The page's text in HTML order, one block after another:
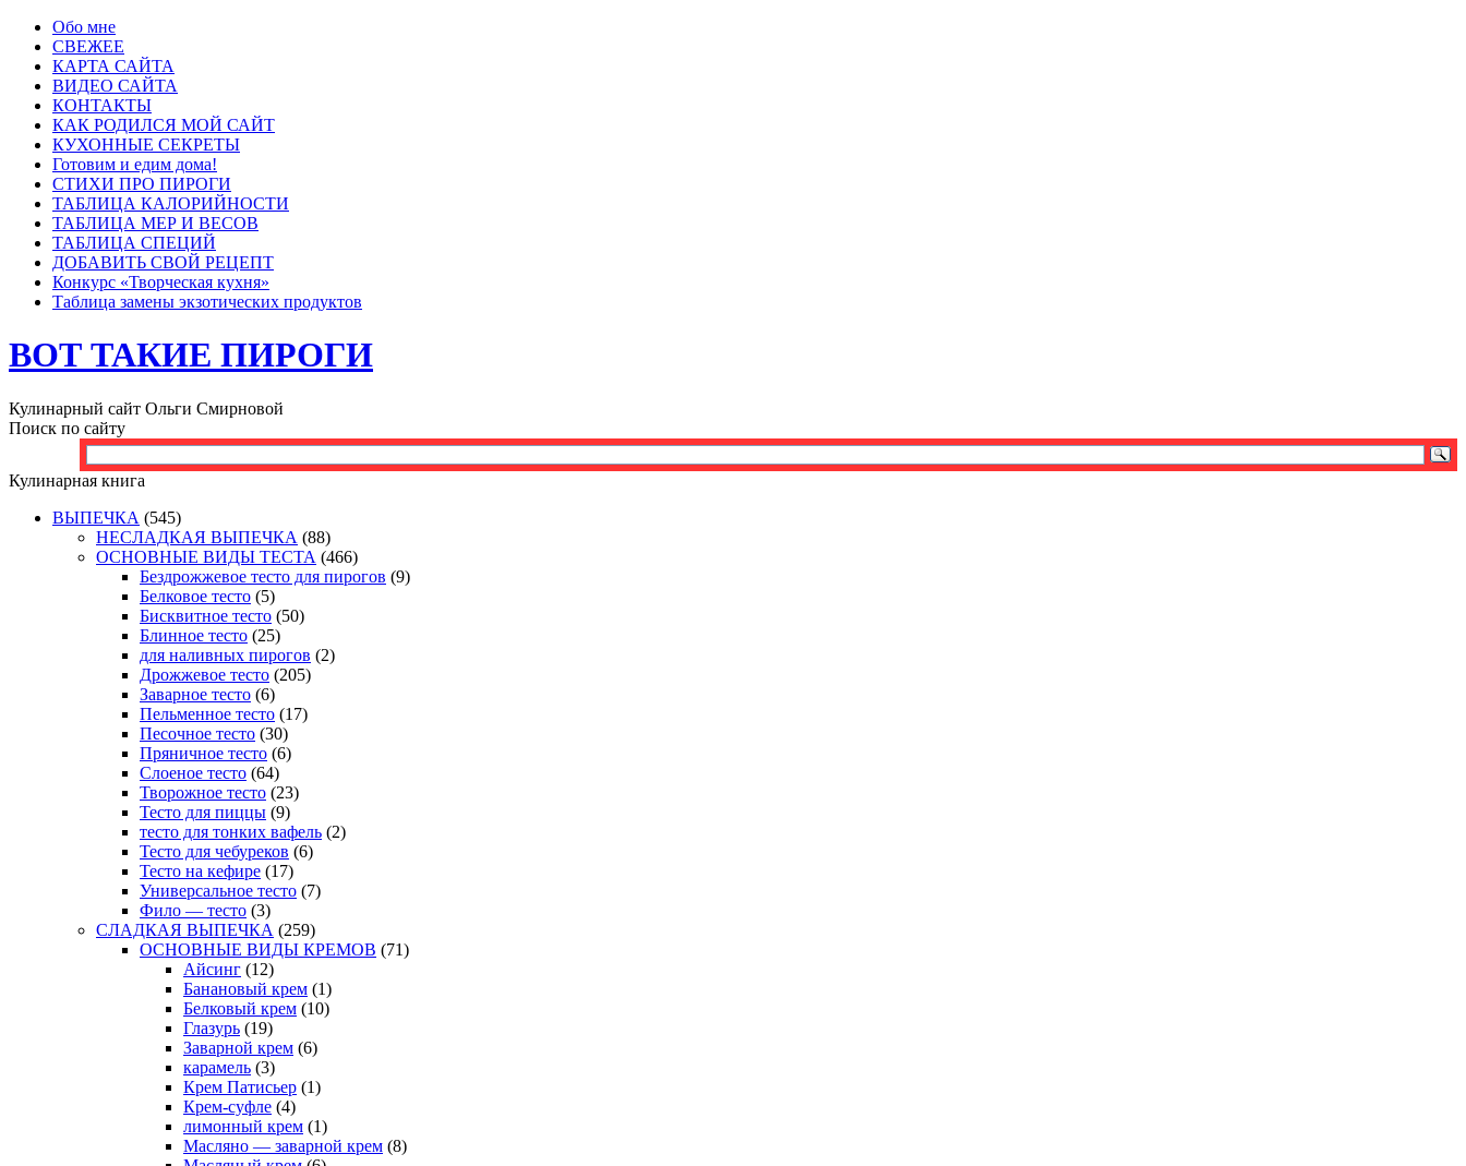
Обо мне
СВЕЖЕЕ
КАРТА САЙТА
ВИДЕО САЙТА
КОНТАКТЫ
КАК РОДИЛСЯ МОЙ САЙТ
КУХОННЫЕ СЕКРЕТЫ
Готовим и едим дома!
СТИХИ ПРО ПИРОГИ
ТАБЛИЦА КАЛОРИЙНОСТИ
ТАБЛИЦА МЕР И ВЕСОВ
ТАБЛИЦА СПЕЦИЙ
ДОБАВИТЬ СВОЙ РЕЦЕПТ
Конкурс «Творческая кухня»
Таблица замены экзотических продуктов
ВОТ ТАКИЕ ПИРОГИ
Кулинарный сайт Ольги Смирновой
Поиск по сайту
Кулинарная книга
ВЫПЕЧКА (545)
НЕСЛАДКАЯ ВЫПЕЧКА (88)
ОСНОВНЫЕ ВИДЫ ТЕСТА (466)
Бездрожжевое тесто для пирогов (9)
Белковое тесто (5)
Бисквитное тесто (50)
Блинное тесто (25)
для наливных пирогов (2)
Дрожжевое тесто (205)
Заварное тесто (6)
Пельменное тесто (17)
Песочное тесто (30)
Пряничное тесто (6)
Слоеное тесто (64)
Творожное тесто (23)
Тесто для пиццы (9)
тесто для тонких вафель (2)
Тесто для чебуреков (6)
Тесто на кефире (17)
Универсальное тесто (7)
Фило — тесто (3)
СЛАДКАЯ ВЫПЕЧКА (259)
ОСНОВНЫЕ ВИДЫ КРЕМОВ (71)
Айсинг (12)
Банановый крем (1)
Белковый крем (10)
Глазурь (19)
Заварной крем (6)
карамель (3)
Крем Патисьер (1)
Крем-суфле (4)
лимонный крем (1)
Масляно — заварной крем (8)